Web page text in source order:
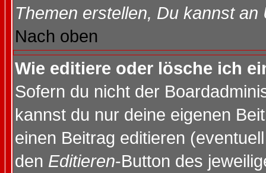
Themen erstellen, Du kannst
Nach oben
Wie editiere oder lösche ich
Sofern du nicht der
kannst du nur deine eigenen
einen Beitrag editieren
den Editieren-Button des